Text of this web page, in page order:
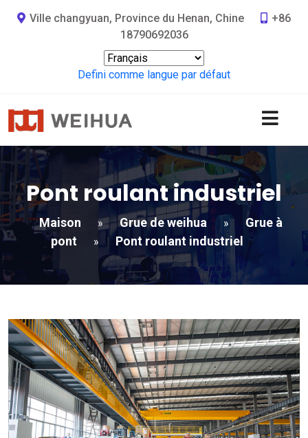
Ville changyuan, Province du Henan, Chine
+86
18790692036
Defini comme langue par défaut
Pont roulant industriel
Maison » Grue de weihua »
Grue à
pont
» Pont roulant industriel